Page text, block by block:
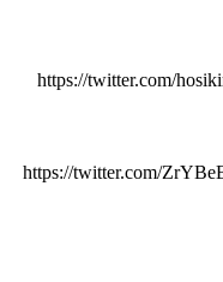
https://twitter.com/
https://twitter.com/